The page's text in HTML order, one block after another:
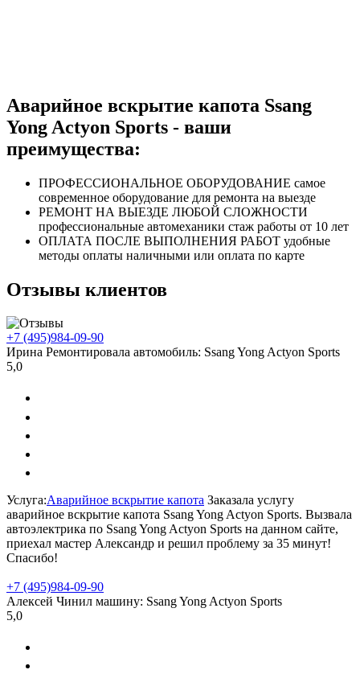
Аварийное вскрытие капота Ssang
Yong Actyon Sports - ваши
преимущества:
ПРОФЕССИОНАЛЬНОЕ ОБОРУДОВАНИЕ самое
современное оборудование для ремонта на выезде
РЕМОНТ НА ВЫЕЗДЕ ЛЮБОЙ СЛОЖНОСТИ
профессиональные автомеханики стаж работы от 10 лет
ОПЛАТА ПОСЛЕ ВЫПОЛНЕНИЯ РАБОТ удобные
методы оплаты наличными или оплата по карте
Отзывы клиентов
+7 (495)984-09-90
Ирина Ремонтировала автомобиль: Ssang Yong Actyon Sports
5,0
Услуга:Аварийное вскрытие капота Заказала услугу
аварийное вскрытие капота Ssang Yong Actyon Sports. Вызвала
автоэлектрика по Ssang Yong Actyon Sports на данном сайте,
приехал мастер Александр и решил проблему за 35 минут!
Спасибо!
+7 (495)984-09-90
Алексей Чинил машину: Ssang Yong Actyon Sports
5,0